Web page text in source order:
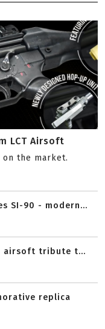
LCT Airsoft
the market.
SI-90 - modern...
airsoft tribute t...
replica